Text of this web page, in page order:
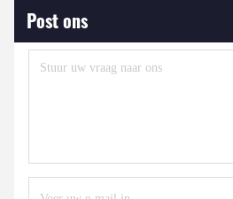
Post ons